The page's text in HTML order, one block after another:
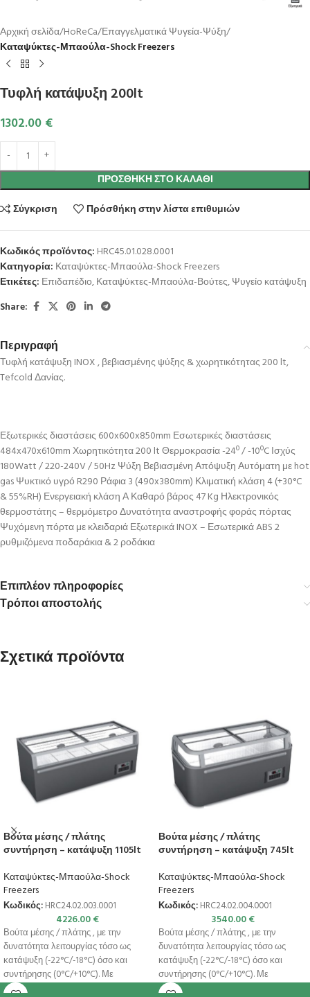
Αρχική σελίδα HoReCa Επαγγελματικά Ψυγεία-Ψύξη
Καταψύκτες-Μπαούλα-Shock Freezers
Τυφλή κατάψυξη 200lt
1302.00 €
ΠΡΟΣΘΉΚΗ ΣΤΟ ΚΑΛΆΘΙ
Σύγκριση
Πρόσθήκη στην λίστα επιθυμιών
Κωδικός προϊόντος: HRC45.01.028.0001
Κατηγορία: Καταψύκτες-Μπαούλα-Shock Freezers
Ετικέτες: Επιδαπέδιο,Καταψύκτες-Μπαούλα-Βούτες,Ψυγείο κατάψυξη
Share:
Περιγραφή
Τυφλή κατάψυξη INOX , βεβιασμένης ψύξης & χωρητικότητας 200 lt,
Tefcold Δανίας.
Εξωτερικές διαστάσεις 600x600x850mm Εσωτερικές διαστάσεις
484x470x610mm Χωρητικότητα 200 lt Θερμοκρασία -24º / -10ºC Ισχύς
180Watt / 220-240V / 50Hz Ψύξη Βεβιασμένη Απόψυξη Αυτόματη με hot
gas Ψυκτικό υγρό R290 Ράφια 3 (490x380mm) Κλιματική κλάση 4 (+30°C
& 55%RH) Ενεργειακή κλάση Α Καθαρό βάρος 47 Kg Ηλεκτρονικός
θερμοστάτης – θερμόμετρο Δυνατότητα αναστροφής φοράς πόρτας
Ψυχόμενη πόρτα με κλειδαριά Εξωτερικά INOX – Εσωτερικά ABS 2
ρυθμιζόμενα ποδαράκια & 2 ροδάκια
Επιπλέον πληροφορίες
Τρόποι αποστολής
Σχετικά προϊόντα
Βούτα μέσης / πλάτης
συντήρηση – κατάψυξη 1105lt
Καταψύκτες-Μπαούλα-Shock
Freezers
Κωδικός: HRC24.02.003.0001
4226.00€
Βούτα μέσης / πλάτης , με την
δυνατότητα λειτουργίας τόσο ως
κατάψυξη (-22°C/-18°C) όσο και
συντήρησης (0°C/+10°C). Με
αυτόματη απόψυξη
Βούτα μέσης / πλάτης
συντήρηση – κατάψυξη 745lt
Καταψύκτες-Μπαούλα-Shock
Freezers
Κωδικός: HRC24.02.004.0001
3540.00€
Βούτα μέσης / πλάτης , με την
δυνατότητα λειτουργίας τόσο ως
κατάψυξη (-22°C/-18°C) όσο και
συντήρησης (0°C/+10°C). Με
αυτόματη απόψυξη